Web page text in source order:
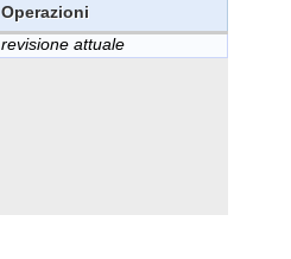
Operazioni
revisione attuale